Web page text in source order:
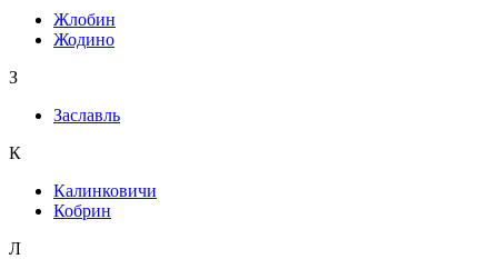
Жлобин
Жодино
З
Заславль
К
Калинковичи
Кобрин
Л